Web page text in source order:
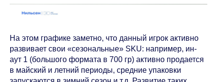
На этом графике заметно, что данный игрок активно
развивает свои «сезональные» SKU: например, ин-
аут 1 (большого формата в 700 гр) активно продается
в майский и летний периоды, средние упаковки